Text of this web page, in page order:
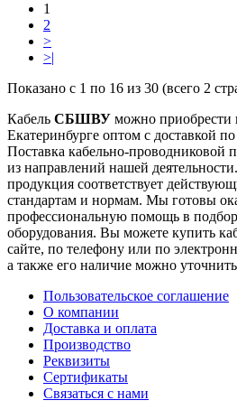
1
2
>
>|
Показано с 1 по 16 из 30 (всего 2
Кабель СБШВУ можно приобрести
Екатеринбурге оптом с доставкой
Поставка кабельно-проводниковой
из направлений нашей
продукция соответствует
стандартам и нормам. Мы готовы
профессиональную помощь в
оборудования. Вы можете купить
сайте, по телефону или по
а также его наличие можно
Пользовательское соглашение
О компании
Доставка и оплата
Производство
Реквизиты
Сертификаты
Связаться с нами